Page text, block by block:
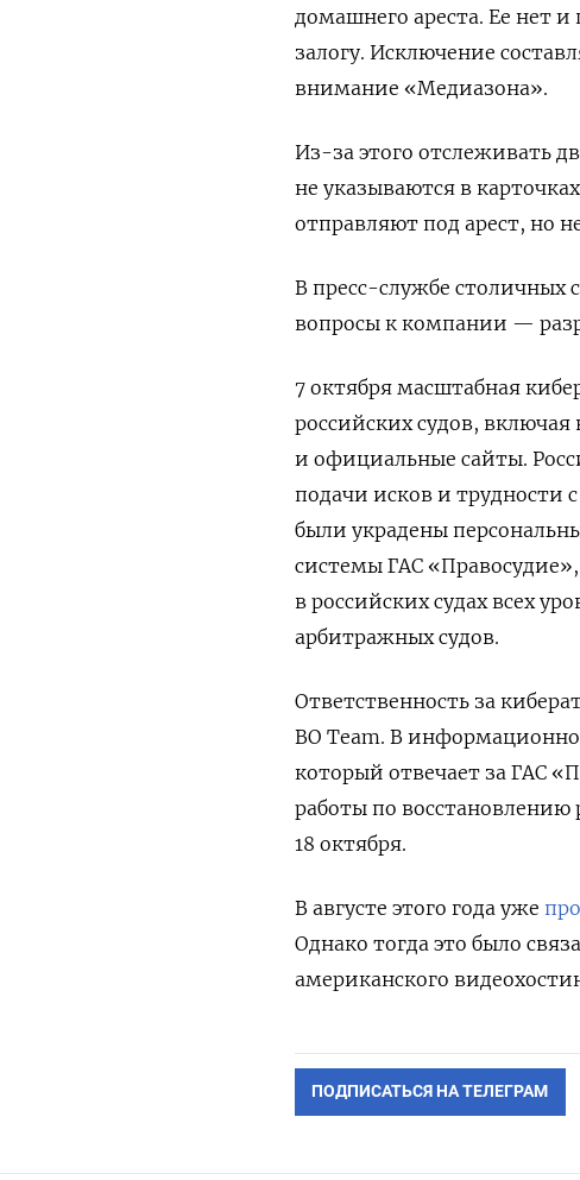
домашнего ареста. Ее нет
залогу. Исключение
внимание «Медиазона».
Из-за этого отслеживать
не указываются в
отправляют под арест, но
В пресс-службе столичных
вопросы к компании —
7 октября масштабная
российских судов,
и официальные сайты.
подачи исков и трудности
были украдены
системы ГАС
в российских судах всех
арбитражных судов.
Ответственность за
BO Team. В
который отвечает за ГАС
работы по восстановлению
18 октября.
В августе этого года уже
Однако тогда это было
американского
ПОДПИСАТЬСЯ НА ТЕЛЕГРАМ